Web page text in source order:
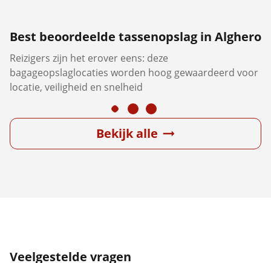
Best beoordeelde tassenopslag in Alghero
Reizigers zijn het erover eens: deze
bagageopslaglocaties worden hoog gewaardeerd voor
locatie, veiligheid en snelheid
Bekijk alle
Veelgestelde vragen